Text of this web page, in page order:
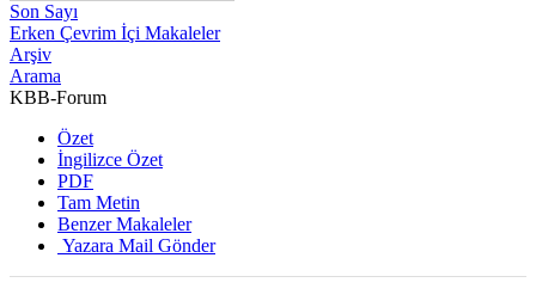
Son Sayı
Erken Çevrim İçi Makaleler
Arşiv
Arama
KBB-Forum
Özet
İngilizce Özet
PDF
Tam Metin
Benzer Makaleler
Yazara Mail Gönder